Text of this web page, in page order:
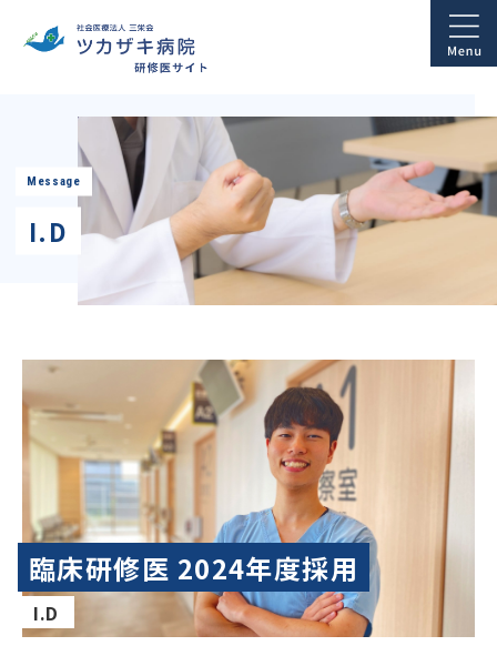
Message
I.D
臨床研修医 2024年度採用
I.D